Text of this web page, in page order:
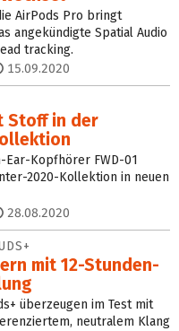
AirPods Pro bringt
angekündigte Spatial Audio
tracking.
15.09.2020
Stoff in der
Kopfhörer FWD-01
2020-Kollektion in neuen
28.08.2020
mit 12-Stunden-
überzeugen im Test mit
neutralem Klang